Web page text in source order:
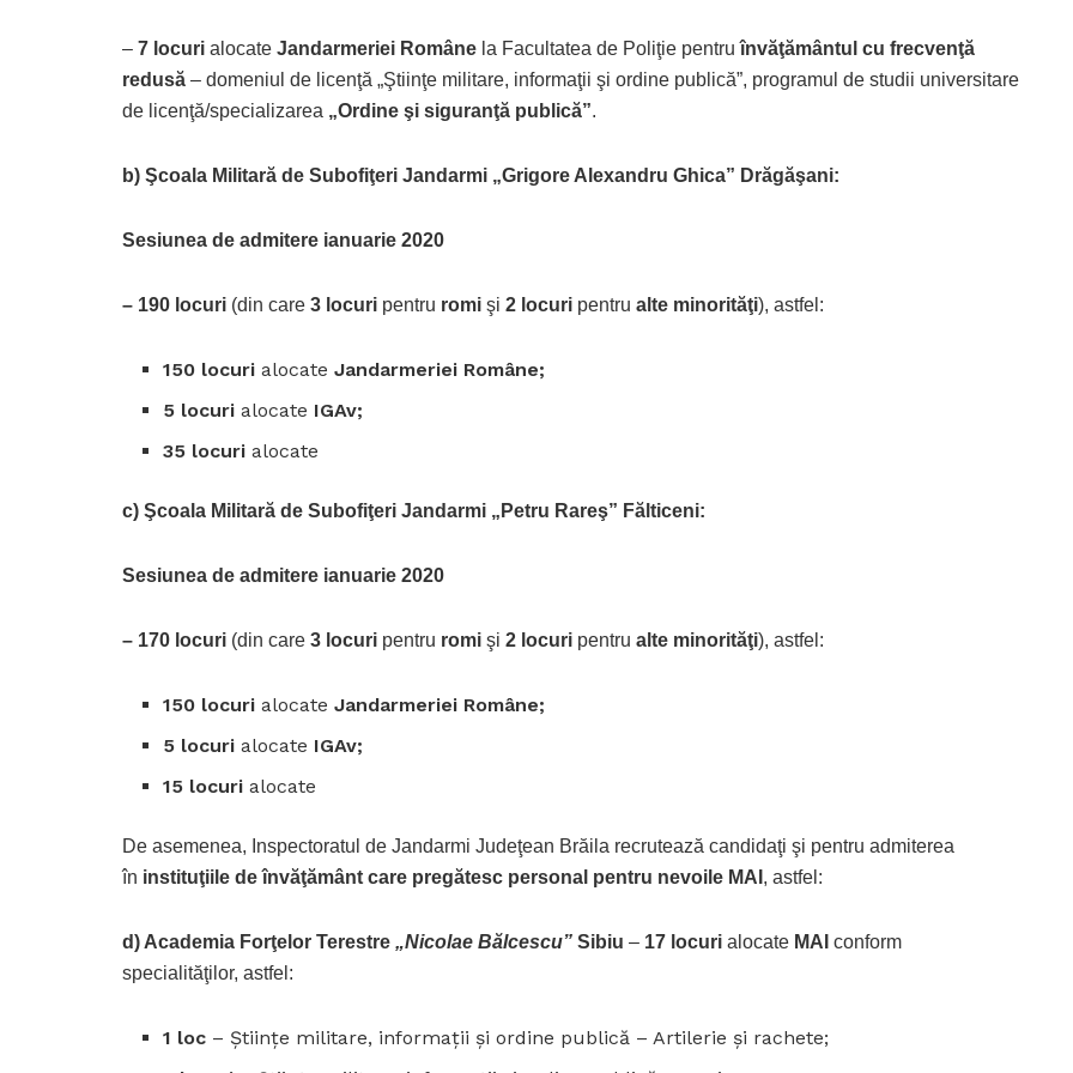
– 7 locuri alocate Jandarmeriei Române la Facultatea de Poliţie pentruînvăţământul cu frecvenţă
redusă – domeniul de licenţă „Ştiinţe militare, informaţii şi ordine publică”, programul de studii universitare
de licenţă/specializarea „Ordine şi siguranţă publică”.
b) Şcoala Militară de Subofiţeri Jandarmi „Grigore Alexandru Ghica” Drăgăşani:
Sesiunea de admitere ianuarie 2020
– 190 locuri (din care 3 locuri pentru romi şi 2 locuri pentru alte minorităţi), astfel:
150 locuri alocateJandarmeriei Române;
5 locuri alocate IGAv;
35 locuri alocate
c) Şcoala Militară de Subofiţeri Jandarmi „Petru Rareş” Fălticeni:
Sesiunea de admitere ianuarie 2020
– 170 locuri (din care 3 locuri pentru romi şi 2 locuri pentru alte minorităţi), astfel:
150 locuri alocateJandarmeriei Române;
5 locuri alocate IGAv;
15 locuri alocate
De asemenea, Inspectoratul de Jandarmi Judeţean Brăila recrutează candidaţi şi pentru admiterea
în instituţiile de învăţământ care pregătesc personal pentru nevoile MAI , astfel:
d) Academia Forţelor Terestre „Nicolae Bălcescu” Sibiu – 17 locuri alocate MAI conform
specialităţilor, astfel:
1 loc – Ştiinţe militare, informaţii şi ordine publică – Artilerie şi rachete;